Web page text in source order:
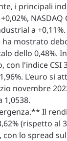
i principali
a
mostrato
dello 0,48%.
l'indice CSI
L'euro si
novembre
Il
(rispetto al
lo spread